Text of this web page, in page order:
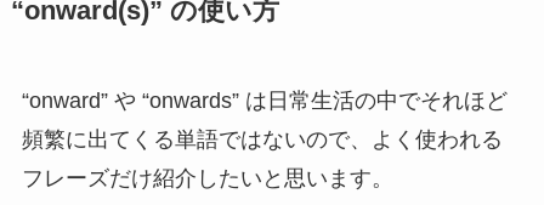
“onward(s)” の使い方
“onward” や “onwards” は日常生活の中でそれほど
頻繁に出てくる単語ではないので、よく使われる
フレーズだけ紹介したいと思います。